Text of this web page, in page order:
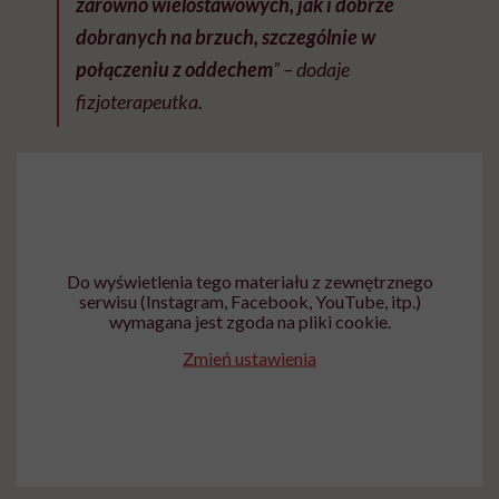
dobranych na brzuch, szczególnie w
połączeniu z oddechem” – dodaje
fizjoterapeutka.
Do wyświetlenia tego materiału z zewnętrznego
serwisu (Instagram, Facebook, YouTube, itp.)
wymagana jest zgoda na pliki cookie.
Zmień ustawienia